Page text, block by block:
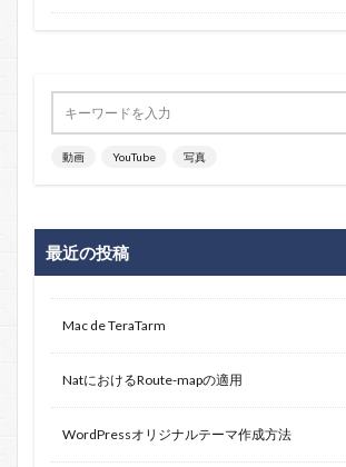
動画 YouTube 写真
最近の投稿
Mac de TeraTarm
NatにおけるRoute-mapの適用
WordPressオリジナルテーマ作成方法